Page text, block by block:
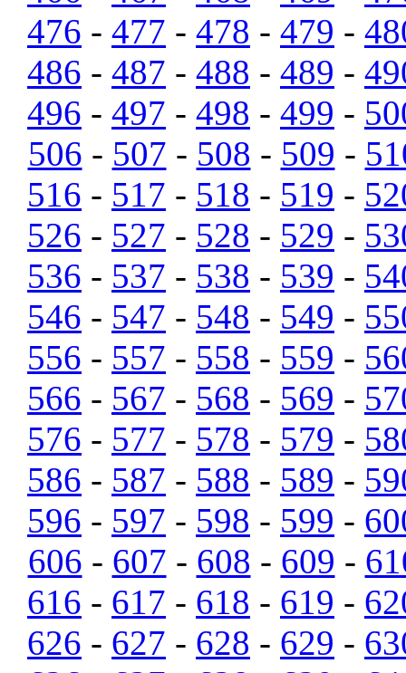
476 - 477 - 478 - 479 -
486 - 487 - 488 - 489 -
496 - 497 - 498 - 499 -
506 - 507 - 508 - 509 -
516 - 517 - 518 - 519 -
526 - 527 - 528 - 529 -
536 - 537 - 538 - 539 -
546 - 547 - 548 - 549 -
556 - 557 - 558 - 559 -
566 - 567 - 568 - 569 -
576 - 577 - 578 - 579 -
586 - 587 - 588 - 589 -
596 - 597 - 598 - 599 -
606 - 607 - 608 - 609 -
616 - 617 - 618 - 619 -
626 - 627 - 628 - 629 -